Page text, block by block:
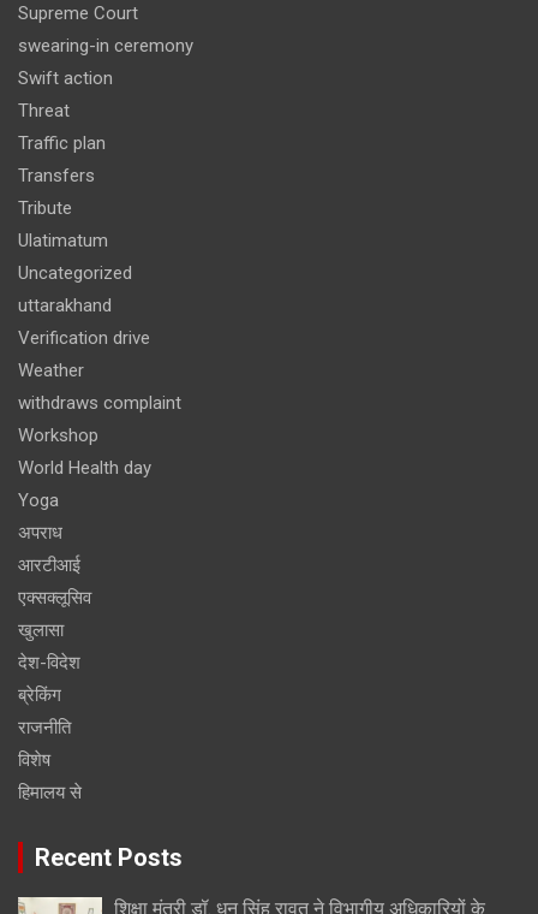
Supreme Court
swearing-in ceremony
Swift action
Threat
Traffic plan
Transfers
Tribute
Ulatimatum
Uncategorized
uttarakhand
Verification drive
Weather
withdraws complaint
Workshop
World Health day
Yoga
अपराध
आरटीआई
एक्सक्लूसिव
खुलासा
देश-विदेश
ब्रेकिंग
राजनीति
विशेष
हिमालय से
Recent Posts
शिक्षा मंत्री डॉ. धन सिंह रावत ने विभागीय अधिकारियों के